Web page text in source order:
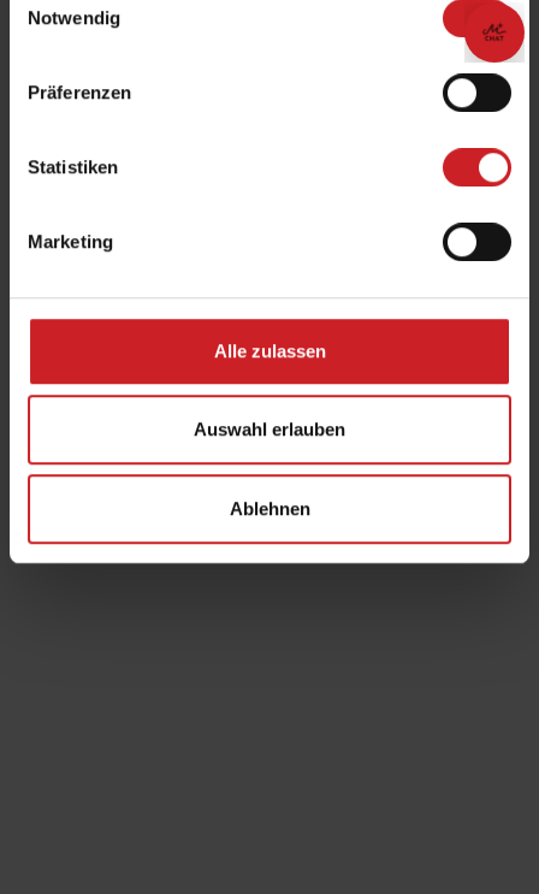
Notwendig
Präferenzen
Statistiken
Marketing
Alle zulassen
Auswahl erlauben
Ablehnen
EIN HAUCH VON
MITTELALTER…